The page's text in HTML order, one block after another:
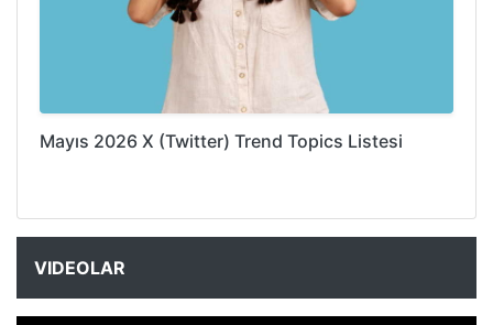
Mayıs 2026 X (Twitter) Trend Topics Listesi
VIDEOLAR